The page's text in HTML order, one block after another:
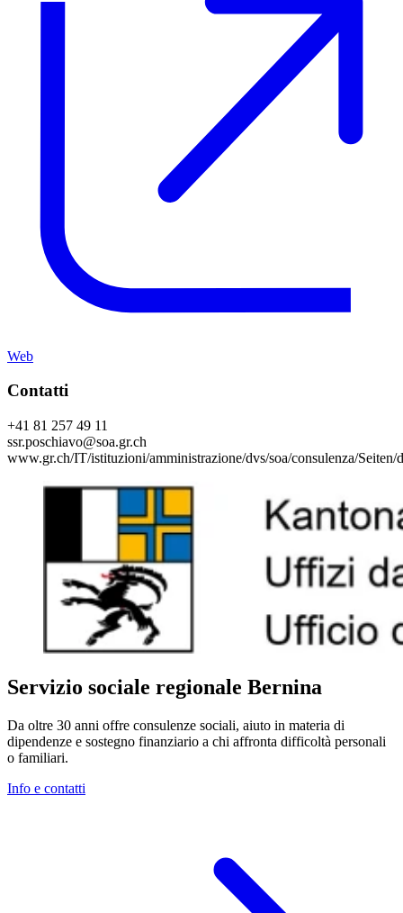
Web
Contatti
+41 81 257 49 11
ssr.poschiavo@soa.gr.ch
www.gr.ch/IT/istituzioni/amministrazione/dvs/soa/consulenza/Seiten/
Servizio sociale regionale Bernina
Da oltre 30 anni offre consulenze sociali, aiuto in materia di
dipendenze e sostegno finanziario a chi affronta difficoltà personali
o familiari.
Info e contatti